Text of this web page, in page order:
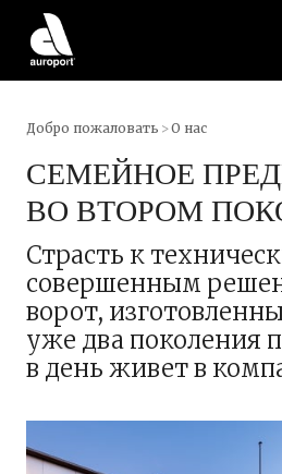
Добро пожаловать >О нас
СЕМЕЙНОЕ
ВО ВТОРОМ
Страсть к
совершенным
ворот,
уже два поколения
в день живет в